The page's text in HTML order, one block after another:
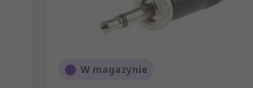
W magazynie